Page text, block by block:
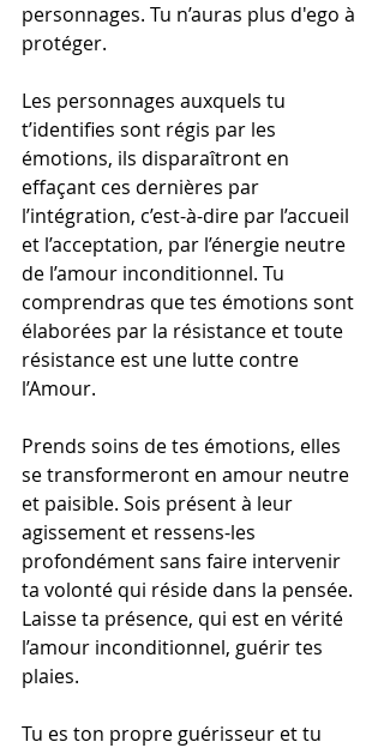
personnages. Tu n’auras plus d'ego à
protéger.
Les personnages auxquels tu
t’identifies sont régis par les
émotions, ils disparaîtront en
effaçant ces dernières par
l’intégration, c’est-à-dire par l’accueil
et l’acceptation, par l’énergie neutre
de l’amour inconditionnel. Tu
comprendras que tes émotions sont
élaborées par la résistance et toute
résistance est une lutte contre
l’Amour.
Prends soins de tes émotions, elles
se transformeront en amour neutre
et paisible. Sois présent à leur
agissement et ressens-les
profondément sans faire intervenir
ta volonté qui réside dans la pensée.
Laisse ta présence, qui est en vérité
l’amour inconditionnel, guérir tes
plaies.
Tu es ton propre guérisseur et tu